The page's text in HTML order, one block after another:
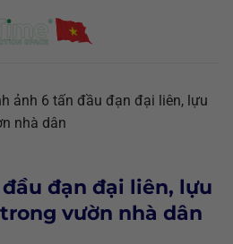
ảnh 6 tấn đầu đạn đại liên, lựu
nhà dân
đạn đại liên, lựu
vườn nhà dân